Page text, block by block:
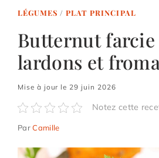
LÉGUMES /PLAT PRINCIPAL
Butternut farcie
lardons et
Mise à jour le 29 juin 2026
Notez cette
ParCamille